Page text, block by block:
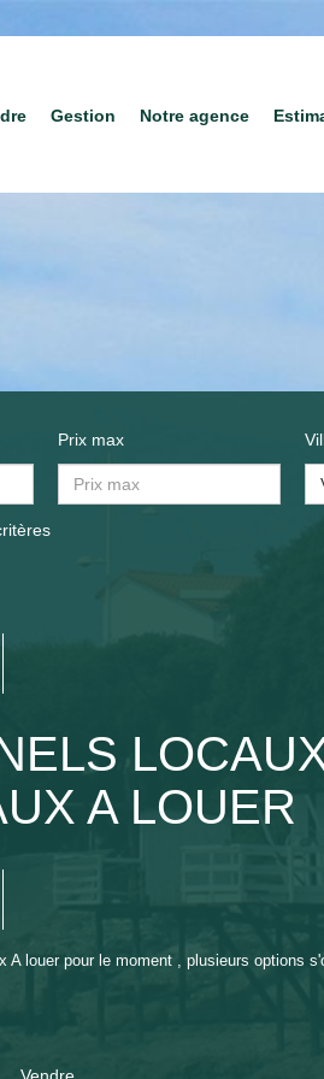
Gestion Notre agence
Prix max
A LOUER
louer pour le moment , plusieurs options